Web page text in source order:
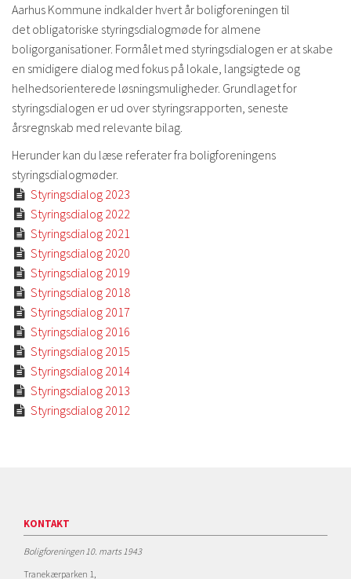
Aarhus Kommune indkalder hvert år boligforeningen til
det obligatoriske styringsdialogmøde for almene
boligorganisationer. Formålet med styringsdialogen er at skabe
en smidigere dialog med fokus på lokale, langsigtede og
helhedsorienterede løsningsmuligheder. Grundlaget for
styringsdialogen er ud over styringsrapporten, seneste
årsregnskab med relevante bilag.
Herunder kan du læse referater fra boligforeningens
styringsdialogmøder.
 Styringsdialog 2023
 Styringsdialog 2022
 Styringsdialog 2021
 Styringsdialog 2020
 Styringsdialog 2019
 Styringsdialog 2018
 Styringsdialog 2017
 Styringsdialog 2016
 Styringsdialog 2015
 Styringsdialog 2014
 Styringsdialog 2013
 Styringsdialog 2012
KONTAKT
Boligforeningen 10. marts 1943
Tranekærparken 1,